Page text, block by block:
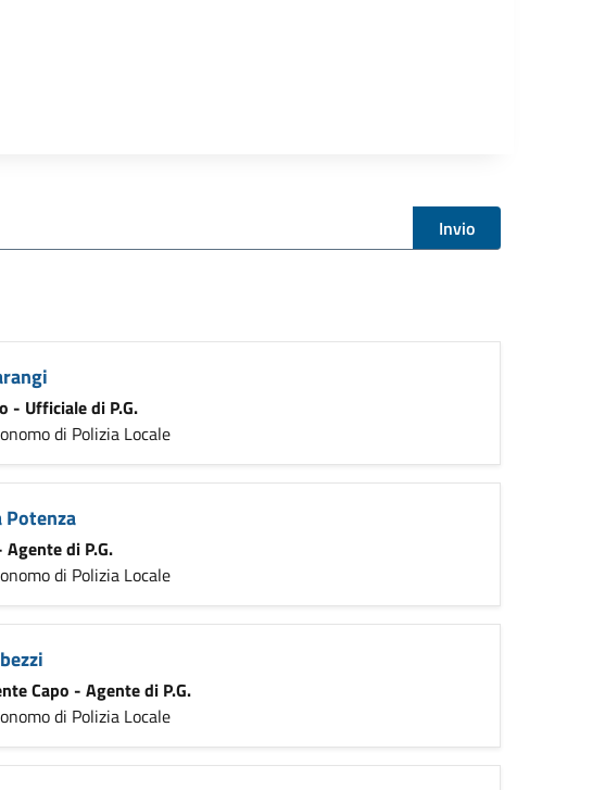
Invio
- Ufficiale di P.G.
di Polizia Locale
Potenza
di P.G.
di Polizia Locale
Capo - Agente di P.G.
di Polizia Locale